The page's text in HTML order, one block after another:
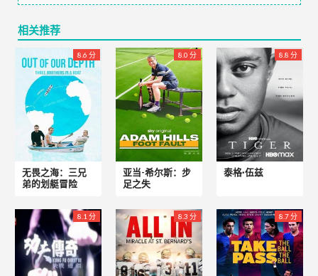
相关推荐
8.6 分
无畏之海：三兄
弟的划艇冒险
8.0 分
亚当-希尔斯：步
足之失
8.8 分
泰格·伍兹
8.1 分 8.3 分 8.7 分